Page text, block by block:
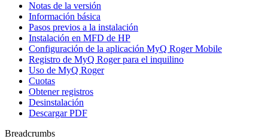
Notas de la versión
Información básica
Pasos previos a la instalación
Instalación en MFD de HP
Configuración de la aplicación MyQ Roger Mobile
Registro de MyQ Roger para el inquilino
Uso de MyQ Roger
Cuotas
Obtener registros
Desinstalación
Descargar PDF
Breadcrumbs